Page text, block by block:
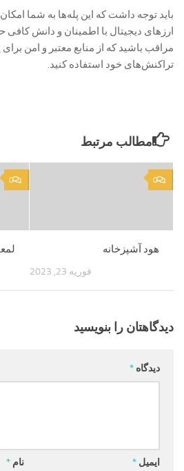
باید توجه داشت که این پله‌ها به شما
ارزهای دیجیتال با اطمینان و دانش
مراقب باشید که از منابع معتبر و امن برای
تراکنش‌های خود استفاده کنید.
مطالب مرتبط
0 0
هود آشپزخانه
فوریه 23, 2023
دیدگاهتان را بنویسید
دیدگاه *
نام * ایمیل *